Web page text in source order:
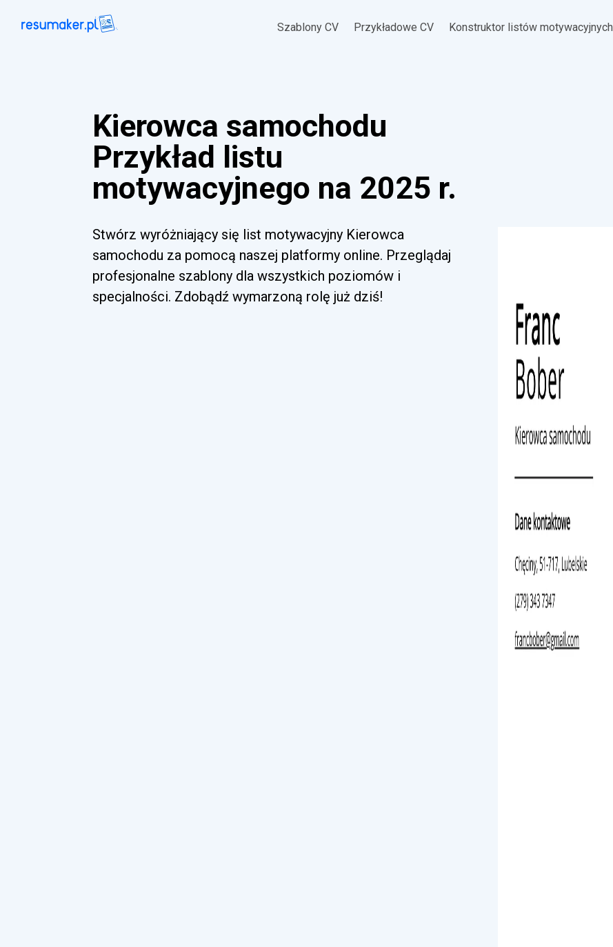
Szablony CV Przykładowe CV Konstruktor listów motywacyjnych
Kierowca samochodu
Przykład listu
motywacyjnego na 2025 r.
Stwórz wyróżniający się list motywacyjny Kierowca
samochodu za pomocą naszej platformy online. Przeglądaj
profesjonalne szablony dla wszystkich poziomów i
specjalności. Zdobądź wymarzoną rolę już dziś!